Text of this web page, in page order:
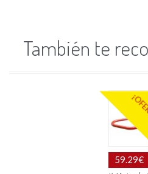
También te
59.29€